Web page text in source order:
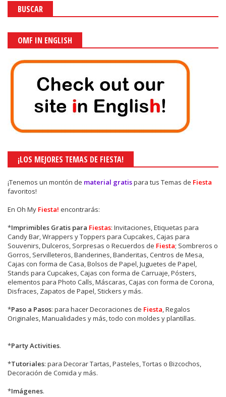
BUSCAR
OMF IN ENGLISH
¡LOS MEJORES TEMAS DE FIESTA!
¡Tenemos un montón de material gratispara tus Temas de Fiesta
favoritos!
En Oh My Fiesta! encontrarás:
*Imprimibles Gratis para Fiestas: Invitaciones, Etiquetas para
Candy Bar, Wrappers y Toppers para Cupcakes, Cajas para
Souvenirs, Dulceros, Sorpresas o Recuerdos de Fiesta; Sombreros o
Gorros, Servilleteros, Banderines, Banderitas, Centros de Mesa,
Cajas con forma de Casa, Bolsos de Papel, Juguetes de Papel,
Stands para Cupcakes, Cajas con forma de Carruaje, Pósters,
elementos para Photo Calls, Máscaras, Cajas con forma de Corona,
Disfraces, Zapatos de Papel, Stickers y más.
*Paso a Pasos: para hacer Decoraciones de Fiesta, Regalos
Originales, Manualidades y más, todo con moldes y plantillas.
*Party Activities.
*Tutoriales: para Decorar Tartas, Pasteles, Tortas o Bizcochos,
Decoración de Comida y más.
*Imágenes.